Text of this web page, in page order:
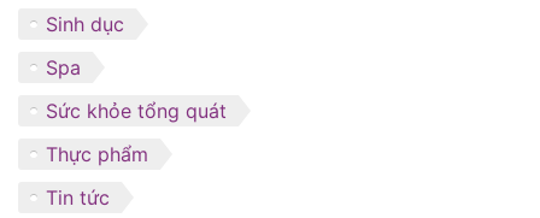
Sinh dục
Spa
Sức khỏe tổng quát
Thực phẩm
Tin tức